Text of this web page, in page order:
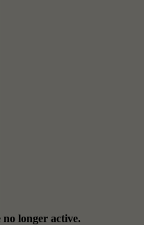
Adressen), z. B. für
und Inhaltsmessung.
Ihrer Daten finden Sie in
verwendeten Cookies. Sie
Kategorien geben oder sich
nur bestimmte Cookies
akzeptieren